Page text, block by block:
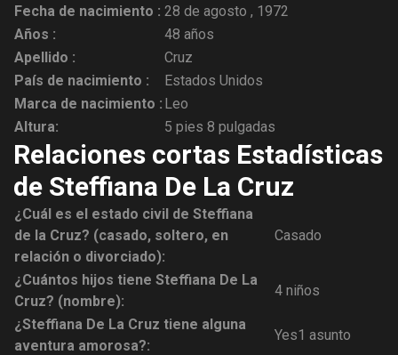
Fecha de nacimiento : 28 de agosto , 1972
Años :
48 años
Apellido :
Cruz
País de nacimiento :
Estados Unidos
Marca de nacimiento : Leo
Altura:
5 pies 8 pulgadas
Relaciones cortas Estadísticas
de Steffiana De La Cruz
¿Cuál es el estado civil de Steffiana
de la Cruz? (casado, soltero, en
relación o divorciado):
Casado
¿Cuántos hijos tiene Steffiana De La
Cruz? (nombre):
4 niños
¿Steffiana De La Cruz tiene alguna
aventura amorosa?:
Yes1 asunto